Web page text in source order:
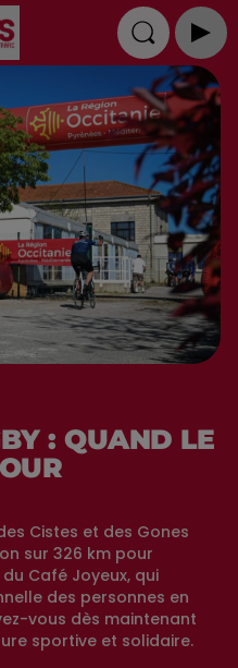
: QUAND LE
Cistes et des Gones
sur 326 km pour
Café Joyeux, qui
des personnes en
vous dès maintenant
sportive et solidaire.